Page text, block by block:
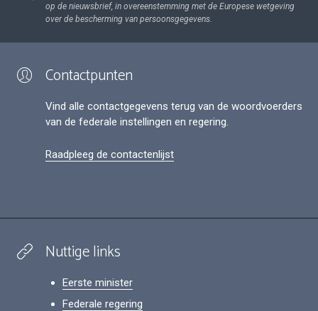
op de nieuwsbrief, in overeenstemming met de Europese wetgeving
over de bescherming van persoonsgegevens.
Contactpunten
Vind alle contactgegevens terug van de woordvoerders
van de federale instellingen en regering.
Raadpleeg de contactenlijst
Nuttige links
Eerste minister
Federale regering